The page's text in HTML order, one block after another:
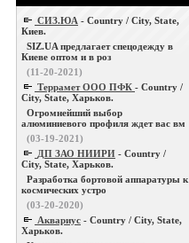
СИЗ.ЮА - Country / City, State,
Киев.
SIZ.UA предлагает спецодежду в
Киеве оптом и в роз
(11-20-2021)
Террамет ООО ПФК - Country /
City, State, Харьков.
Огромнейший выбор
алюминиевого профиля ждет вас вм
(03-19-2021)
ДП ЗАО НИИРИ - Country /
City, State, Харьков.
Разработка бортовой аппаратуры к
космических устро
(03-20-2020)
Аквариус - Country / City, State,
Харьков.